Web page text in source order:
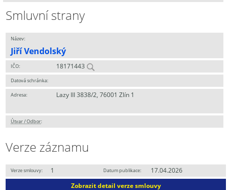
Smluvní strany
Název:
Jiří Vendolský
IČO: 18171443
Datová schránka:
Adresa: Lazy III 3838/2, 76001 Zlín 1
Útvar / Odbor:
Verze záznamu
Verze smlouvy: 1 Datum publikace:
17.04.2026
Zobrazit detail verze smlouvy